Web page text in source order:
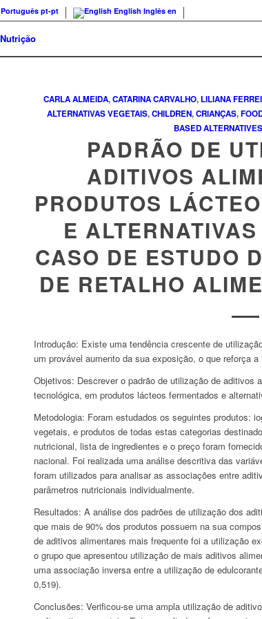
Português pt-pt English Inglês en
CARLA ALMEIDA,CATARINA CARVALHO, LILIANA
ALTERNATIVAS VEGETAIS,CHILDREN,CRIANÇAS,
BASED
PADRÃO DE
ADITIVOS
PRODUTOS
E
CASO DE ESTUDO
DE RETALHO
Introdução: Existe uma tendência crescente de
um provável aumento da sua exposição, o que reforça
Objetivos: Descrever o padrão de utilização de aditivos
tecnológica, em produtos lácteos fermentados e
Metodologia: Foram estudados os seguintes produtos:
vegetais, e produtos de todas estas categorias
nutricional, lista de ingredientes e o preço foram
nacional. Foi realizada uma análise descritiva das
foram utilizados para analisar as associações entre
parâmetros nutricionais individualmente.
Resultados: A análise dos padrões de utilização dos
que mais de 90% dos produtos possuem na sua
de aditivos alimentares mais frequente foi a utilização
o grupo que apresentou utilização de mais aditivos
uma associação inversa entre a utilização de
0,519).
Conclusões: Verificou-se uma ampla utilização de